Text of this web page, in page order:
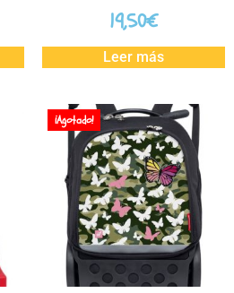
19,50€
Leer más
¡Agotado!